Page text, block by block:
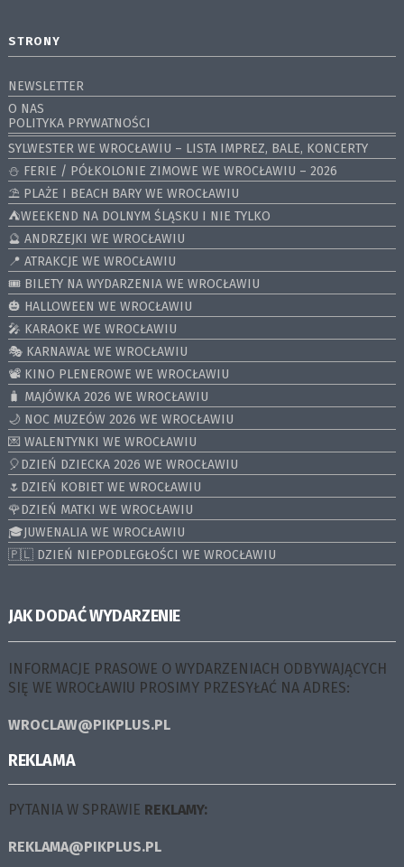
STRONY
NEWSLETTER
O NAS
POLITYKA PRYWATNOŚCI
SYLWESTER WE WROCŁAWIU – LISTA IMPREZ, BALE, KONCERTY
⛄️ FERIE / PÓŁKOLONIE ZIMOWE WE WROCŁAWIU – 2026
⛱️ PLAŻE I BEACH BARY WE WROCŁAWIU
⛺️WEEKEND NA DOLNYM ŚLĄSKU I NIE TYLKO
🔮 ANDRZEJKI WE WROCŁAWIU
📍 ATRAKCJE WE WROCŁAWIU
🎟️ BILETY NA WYDARZENIA WE WROCŁAWIU
🎃 HALLOWEEN WE WROCŁAWIU
🎤 KARAOKE WE WROCŁAWIU
🎭 KARNAWAŁ WE WROCŁAWIU
📽️ KINO PLENEROWE WE WROCŁAWIU
🧳 MAJÓWKA 2026 WE WROCŁAWIU
🌙 NOC MUZEÓW 2026 WE WROCŁAWIU
💌 WALENTYNKI WE WROCŁAWIU
🎈DZIEŃ DZIECKA 2026 WE WROCŁAWIU
🌷DZIEŃ KOBIET WE WROCŁAWIU
🌹DZIEŃ MATKI WE WROCŁAWIU
🎓JUWENALIA WE WROCŁAWIU
🇵🇱 DZIEŃ NIEPODLEGŁOŚCI WE WROCŁAWIU
JAK DODAĆ WYDARZENIE
INFORMACJE PRASOWE O WYDARZENIACH ODBYWAJĄCYCH
SIĘ WE WROCŁAWIU PROSIMY PRZESYŁAĆ NA ADRES:
WROCLAW@PIKPLUS.PL
REKLAMA
PYTANIA W SPRAWIE REKLAMY:
REKLAMA@PIKPLUS.PL